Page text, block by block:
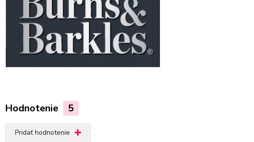
Hodnotenie 5
Pridať hodnotenie